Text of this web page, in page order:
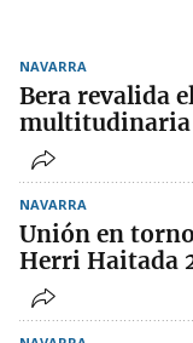
NAVARRA
Bera revalida
NAVARRA
Unión en
Herri Haitada